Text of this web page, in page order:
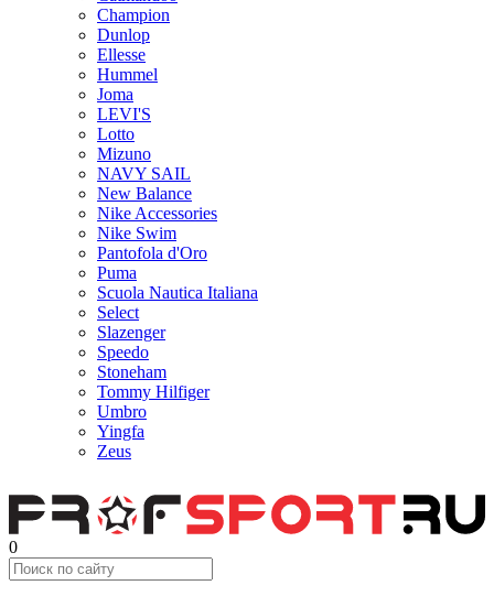
Champion
Dunlop
Ellesse
Hummel
Joma
LEVI'S
Lotto
Mizuno
NAVY SAIL
New Balance
Nike Accessories
Nike Swim
Pantofola d'Oro
Puma
Scuola Nautica Italiana
Select
Slazenger
Speedo
Stoneham
Tommy Hilfiger
Umbro
Yingfa
Zeus
0